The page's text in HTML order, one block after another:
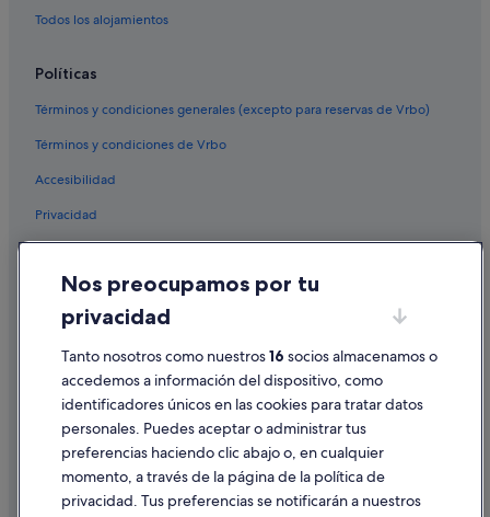
Todos los alojamientos
Políticas
Términos y condiciones generales (excepto para reservas de Vrbo)
Términos y condiciones de Vrbo
Accesibilidad
Privacidad
Condiciones de uso
Información legal/contacto
Pautas sobre el contenido y cómo denunciar contenido
Ayuda
Cancelar un vuelo
Nos preocupamos por tu
privacidad
Tanto nosotros como nuestros16 socios almacenamos o
accedemos a información del dispositivo, como
identificadores únicos en las cookies para tratar datos
personales. Puedes aceptar o administrar tus
preferencias haciendo clic abajo o, en cualquier
momento, a través de la página de la política de
privacidad. Tus preferencias se notificarán a nuestros